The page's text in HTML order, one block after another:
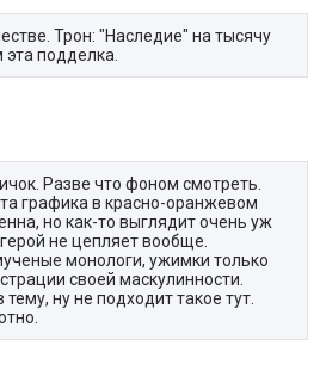
Трон: "Наследие" на тысячу
подделка.
Разве что фоном смотреть.
графика в красно-оранжевом
но как-то выглядит очень уж
не цепляет вообще.
монологи, ужимки только
своей маскулинности.
ну не подходит такое тут.